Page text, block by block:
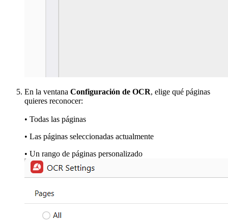
En la ventana Configuración de OCR, elige qué páginas
quieres reconocer:
• Todas las páginas
• Las páginas seleccionadas actualmente
• Un rango de páginas personalizado